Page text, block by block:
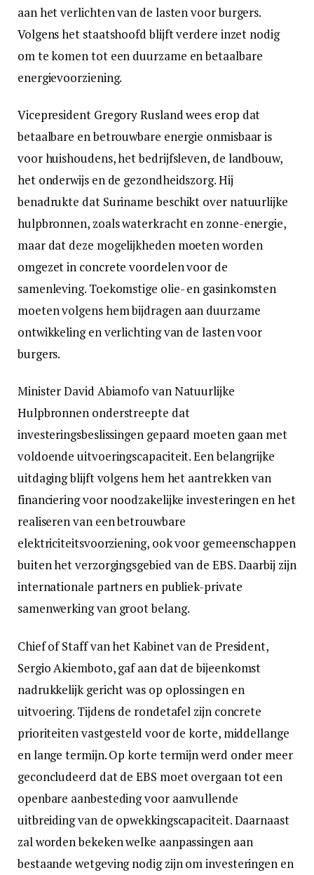
aan het verlichten van de lasten voor burgers.
Volgens het staatshoofd blijft verdere inzet nodig
om te komen tot een duurzame en betaalbare
energievoorziening.
Vicepresident Gregory Rusland wees erop dat
betaalbare en betrouwbare energie onmisbaar is
voor huishoudens, het bedrijfsleven, de landbouw,
het onderwijs en de gezondheidszorg. Hij
benadrukte dat Suriname beschikt over natuurlijke
hulpbronnen, zoals waterkracht en zonne-energie,
maar dat deze mogelijkheden moeten worden
omgezet in concrete voordelen voor de
samenleving. Toekomstige olie- en gasinkomsten
moeten volgens hem bijdragen aan duurzame
ontwikkeling en verlichting van de lasten voor
burgers.
Minister David Abiamofo van Natuurlijke
Hulpbronnen onderstreepte dat
investeringsbeslissingen gepaard moeten gaan met
voldoende uitvoeringscapaciteit. Een belangrijke
uitdaging blijft volgens hem het aantrekken van
financiering voor noodzakelijke investeringen en het
realiseren van een betrouwbare
elektriciteitsvoorziening, ook voor gemeenschappen
buiten het verzorgingsgebied van de EBS. Daarbij zijn
internationale partners en publiek-private
samenwerking van groot belang.
Chief of Staff van het Kabinet van de President,
Sergio Akiemboto, gaf aan dat de bijeenkomst
nadrukkelijk gericht was op oplossingen en
uitvoering. Tijdens de rondetafel zijn concrete
prioriteiten vastgesteld voor de korte, middellange
en lange termijn. Op korte termijn werd onder meer
geconcludeerd dat de EBS moet overgaan tot een
openbare aanbesteding voor aanvullende
uitbreiding van de opwekkingscapaciteit. Daarnaast
zal worden bekeken welke aanpassingen aan
bestaande wetgeving nodig zijn om investeringen en